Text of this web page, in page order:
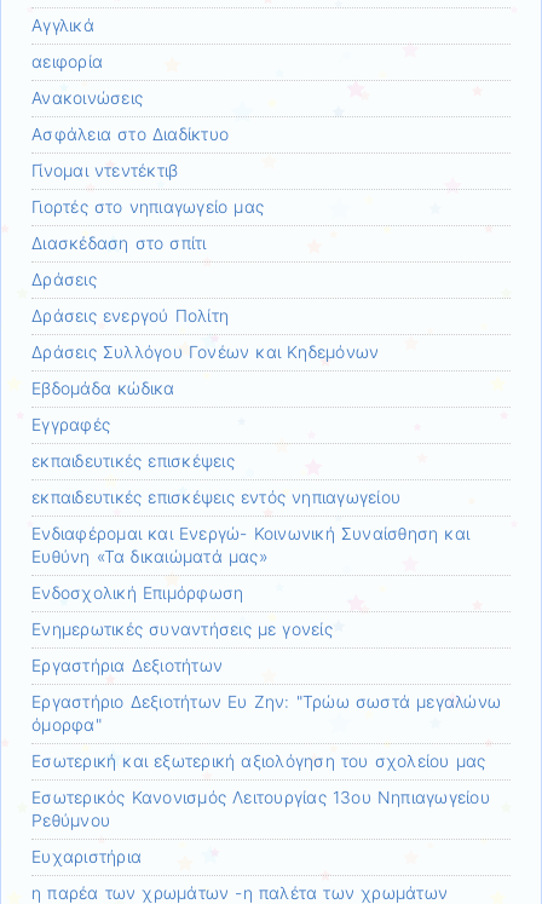
Αγγλικά
αειφορία
Ανακοινώσεις
Ασφάλεια στο Διαδίκτυο
Γίνομαι ντεντέκτιβ
Γιορτές στο νηπιαγωγείο μας
Διασκέδαση στο σπίτι
Δράσεις
Δράσεις ενεργού Πολίτη
Δράσεις Συλλόγου Γονέων και Κηδεμόνων
Εβδομάδα κώδικα
Εγγραφές
εκπαιδευτικές επισκέψεις
εκπαιδευτικές επισκέψεις εντός νηπιαγωγείου
Ενδιαφέρομαι και Ενεργώ- Κοινωνική Συναίσθηση και
Ευθύνη «Τα δικαιώματά μας»
Ενδοσχολική Επιμόρφωση
Ενημερωτικές συναντήσεις με γονείς
Εργαστήρια Δεξιοτήτων
Εργαστήριο Δεξιοτήτων Ευ Ζην: "Τρώω σωστά μεγαλώνω
όμορφα"
Εσωτερική και εξωτερική αξιολόγηση του σχολείου μας
Εσωτερικός Κανονισμός Λειτουργίας 13ου Νηπιαγωγείου
Ρεθύμνου
Ευχαριστήρια
η παρέα των χρωμάτων -η παλέτα των χρωμάτων